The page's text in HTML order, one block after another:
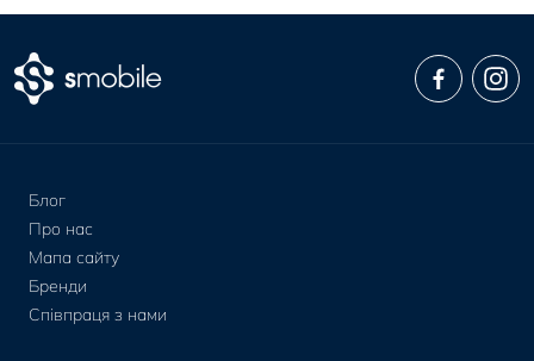
Блог
Про нас
Мапа сайту
Бренди
Співпраця з нами